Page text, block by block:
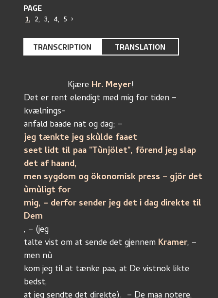
PAGE
1, 2, 3, 4, 5 ›
TRANSCRIPTION TRANSLATION
                  Kjære
Hr. Meyer!
Det er rent elendigt med mig for tiden –
kvælnings-
anfald baade nat og dag; –
jeg tænkte jeg skùlde faaet
seet lidt til paa "Tùnjölet", förend jeg slap
det af haand,
men sygdom og ökonomisk press – gjör det
ùmùligt for
mig, – derfor sender jeg det i dag direkte til
Dem
, – (jeg
talte vist om at sende det gjennem Kramer, –
men nù
kom jeg til at tænke paa, at De vistnok likte
bedst,